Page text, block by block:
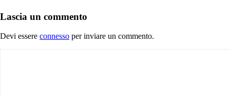
Lascia un commento
Devi essere connesso per inviare un commento.